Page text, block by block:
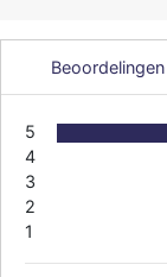
Beoordelingen
5
4
3
2
1